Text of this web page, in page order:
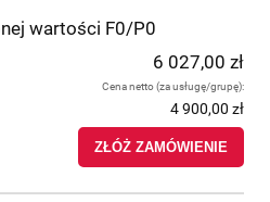
wartości F0/P0
6 027,00 zł
Cena netto (za usługę/grupę):
4 900,00 zł
ZŁÓŻ ZAMÓWIENIE